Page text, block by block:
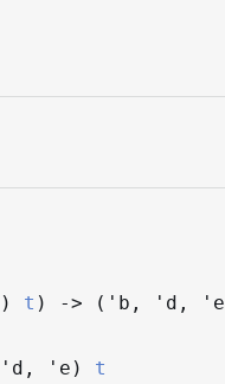
) t ) -> ( 'b , 'd , 'e
'd , 'e ) t